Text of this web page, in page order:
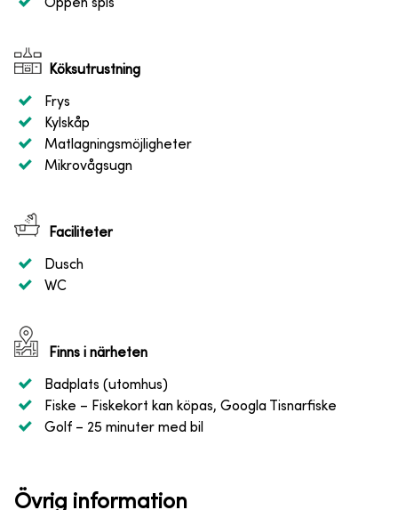
Öppen spis
Köksutrustning
Frys
Kylskåp
Matlagningsmöjligheter
Mikrovågsugn
Faciliteter
Dusch
WC
Finns i närheten
Badplats (utomhus)
Fiske – Fiskekort kan köpas, Googla Tisnarfiske
Golf – 25 minuter med bil
Övrig information